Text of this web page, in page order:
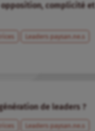
complicité et
Leaders paysan.ne.s
de leaders ?
Leaders paysan.ne.s